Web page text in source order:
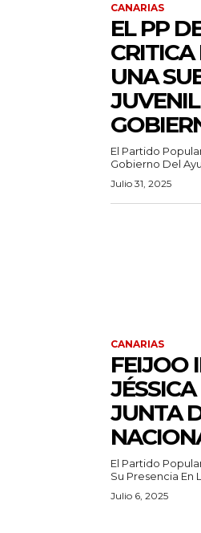
CANARIAS
EL PP
UNA
El Partido
Gobierno Del
Julio 31, 2025
CANARIAS
FEIJOO
JUNTA
El Partido
Su Presencia En
Julio 6, 2025